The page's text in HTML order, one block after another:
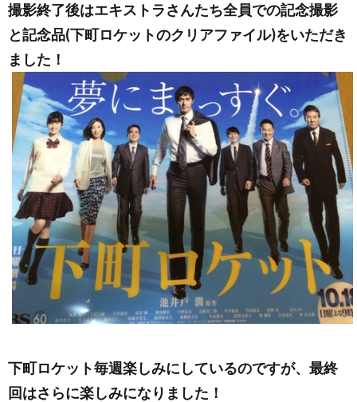
撮影終了後はエキストラさんたち全員での記念撮影
と記念品(下町ロケットのクリアファイル)をいただき
ました！
下町ロケット毎週楽しみにしているのですが、最終
回はさらに楽しみになりました！